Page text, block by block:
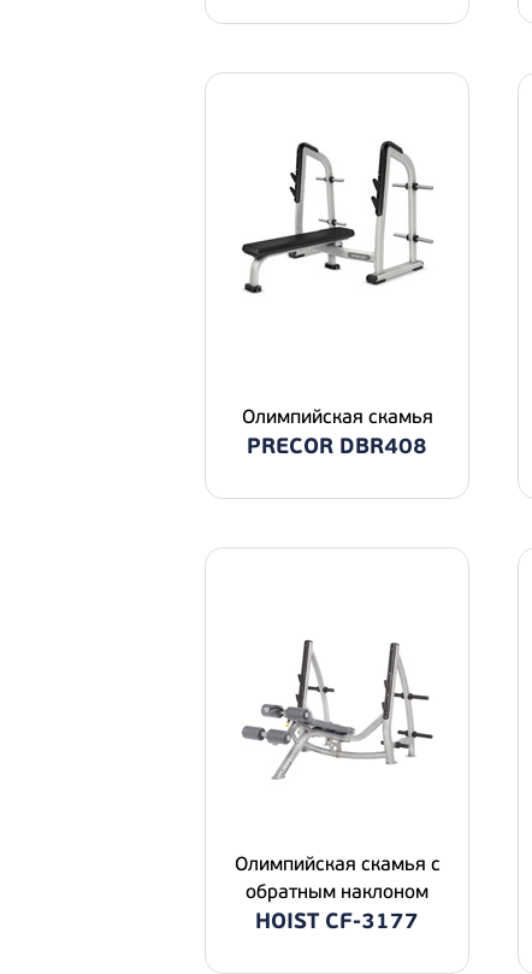
Олимпийская скамья
PRECOR DBR408
Олимпийская скамья с
обратным наклоном
HOIST CF-3177